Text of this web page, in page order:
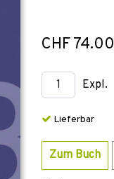
CHF 74.00
Expl.
Lieferbar
Zum Buch